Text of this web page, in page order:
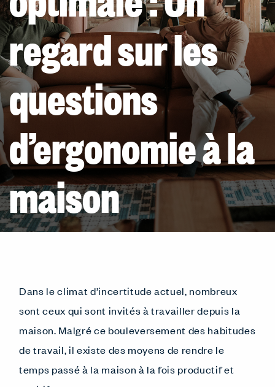
regard sur les
questions
d’ergonomie à la
maison
Dans le climat d’incertitude actuel, nombreux
sont ceux qui sont invités à travailler depuis la
maison. Malgré ce bouleversement des habitudes
de travail, il existe des moyens de rendre le
temps passé à la maison à la fois productif et